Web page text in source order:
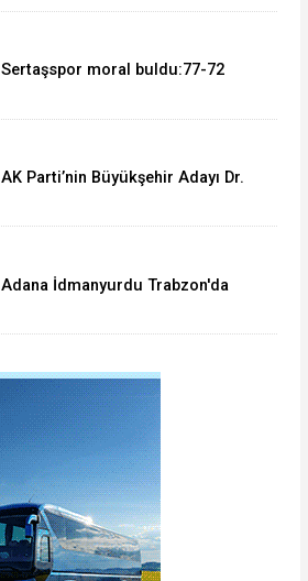
Sertaşspor moral buldu:77-72
AK Parti’nin Büyükşehir Adayı Dr.
Adana İdmanyurdu Trabzon'da